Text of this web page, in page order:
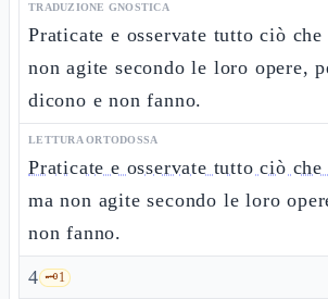
TRADUZIONE GNOSTICA
Praticate e osservate tutto ciò
non agite secondo le loro opere,
dicono e non fanno.
LETTURA ORTODOSSA
Praticate e osservate tutto ciò
ma non agite secondo le loro
non fanno.
4 🗝️1